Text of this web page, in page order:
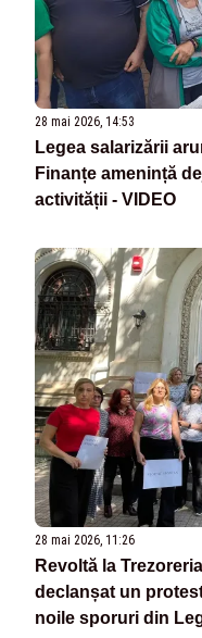
28 mai 2026, 14:53
Legea salarizării
Finanțe amenință
activității - VIDEO
28 mai 2026, 11:26
Revoltă la
declanșat un
noile sporuri din